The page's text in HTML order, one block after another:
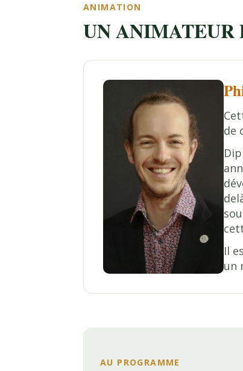
ANIMATION
UN ANIMATEUR
de
Il
un
AU PROGRAMME